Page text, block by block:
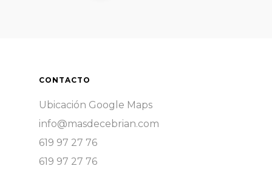
CONTACTO
Ubicación Google Maps
info@masdecebrian.com
619 97 27 76
619 97 27 76